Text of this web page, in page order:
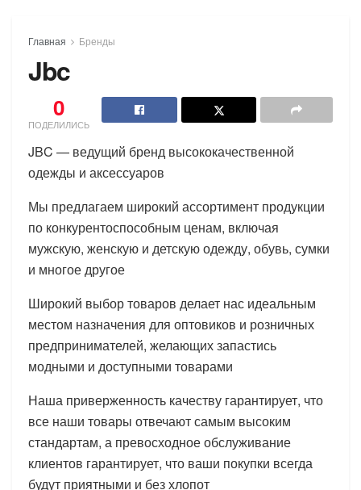
Главная Бренды
Jbc
0
ПОДЕЛИЛИСЬ
JBC — ведущий бренд высококачественной
одежды и аксессуаров
Мы предлагаем широкий ассортимент продукции
по конкурентоспособным ценам, включая
мужскую, женскую и детскую одежду, обувь, сумки
и многое другое
Широкий выбор товаров делает нас идеальным
местом назначения для оптовиков и розничных
предпринимателей, желающих запастись
модными и доступными товарами
Наша приверженность качеству гарантирует, что
все наши товары отвечают самым высоким
стандартам, а превосходное обслуживание
клиентов гарантирует, что ваши покупки всегда
будут приятными и без хлопот